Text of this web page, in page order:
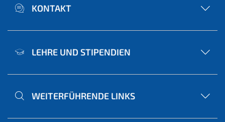
KONTAKT
LEHRE UND STIPENDIEN
WEITERFÜHRENDE LINKS